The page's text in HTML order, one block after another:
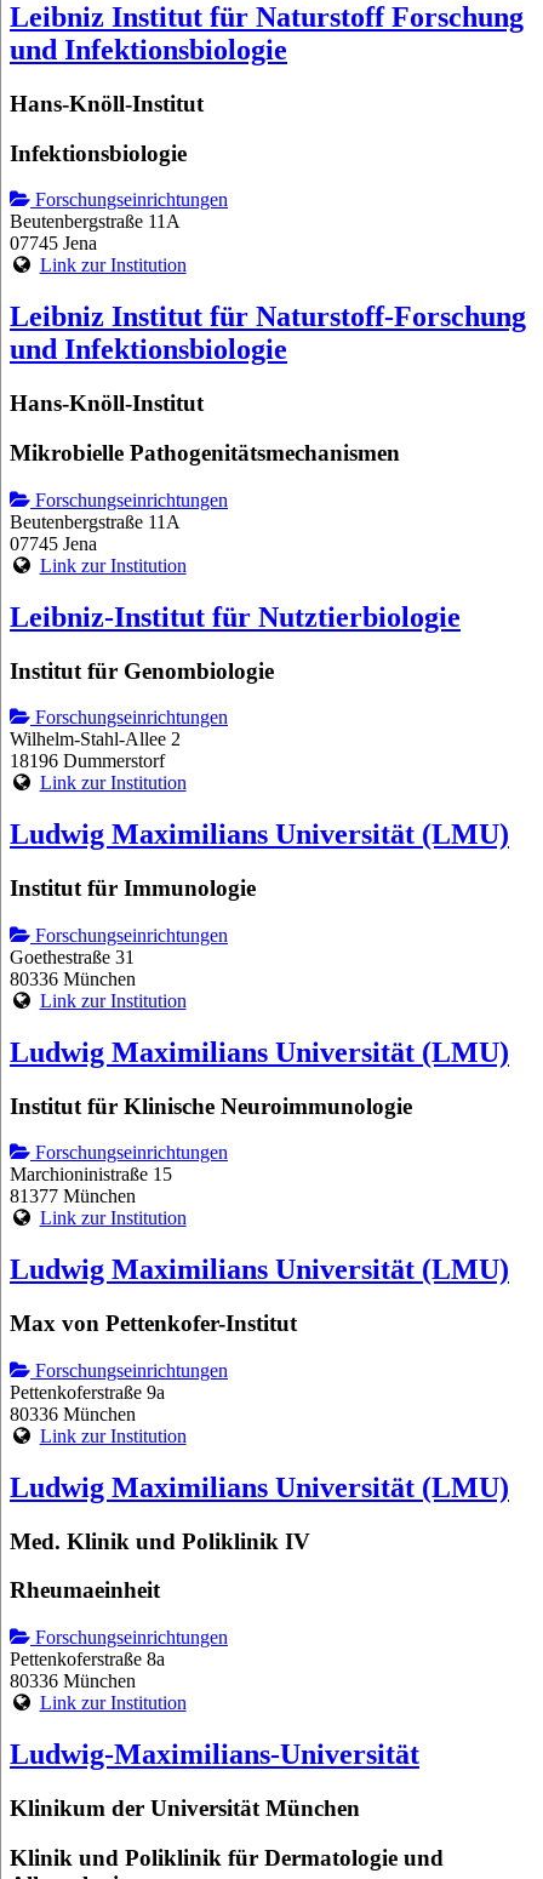
Leibniz Institut für Naturstoff Forschung
und Infektionsbiologie
Hans-Knöll-Institut
Infektionsbiologie
Forschungseinrichtungen
Beutenbergstraße 11A
07745 Jena
Link zur Institution
Leibniz Institut für Naturstoff-Forschung
und Infektionsbiologie
Hans-Knöll-Institut
Mikrobielle Pathogenitätsmechanismen
Forschungseinrichtungen
Beutenbergstraße 11A
07745 Jena
Link zur Institution
Leibniz-Institut für Nutztierbiologie
Institut für Genombiologie
Forschungseinrichtungen
Wilhelm-Stahl-Allee 2
18196 Dummerstorf
Link zur Institution
Ludwig Maximilians Universität (LMU)
Institut für Immunologie
Forschungseinrichtungen
Goethestraße 31
80336 München
Link zur Institution
Ludwig Maximilians Universität (LMU)
Institut für Klinische Neuroimmunologie
Forschungseinrichtungen
Marchioninistraße 15
81377 München
Link zur Institution
Ludwig Maximilians Universität (LMU)
Max von Pettenkofer-Institut
Forschungseinrichtungen
Pettenkoferstraße 9a
80336 München
Link zur Institution
Ludwig Maximilians Universität (LMU)
Med. Klinik und Poliklinik IV
Rheumaeinheit
Forschungseinrichtungen
Pettenkoferstraße 8a
80336 München
Link zur Institution
Ludwig-Maximilians-Universität
Klinikum der Universität München
Klinik und Poliklinik für Dermatologie und